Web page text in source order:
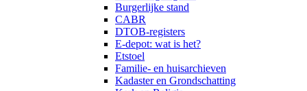
Burgerlijke stand
CABR
DTOB-registers
E-depot: wat is het?
Etstoel
Familie- en huisarchieven
Kadaster en Grondschatting